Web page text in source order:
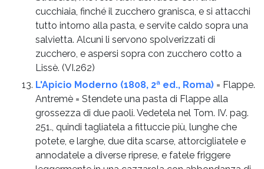
cucchiaia, finché il zucchero granisca, e si attacchi
tutto intorno alla pasta, e servite caldo sopra una
salvietta. Alcuni li servono spolverizzati di
zucchero, e aspersi sopra con zucchero cotto a
Lissè. (VI.262)
L'Apicio Moderno (1808, 2ª ed., Roma) = Flappe.
Antremè = Stendete una pasta di Flappe alla
grossezza di due paoli. Vedetela nel Tom. IV. pag.
251., quindi tagliatela a fittuccie più, lunghe che
potete, e larghe, due dita scarse, attorcigliatele e
annodatele a diverse riprese, e fatele friggere